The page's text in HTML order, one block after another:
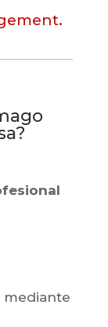
mediante